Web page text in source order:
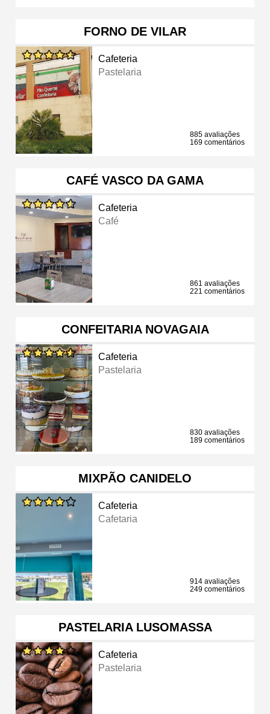
FORNO DE VILAR
Cafeteria
Pastelaria
885 avaliações
169 comentários
CAFÉ VASCO DA GAMA
Cafeteria
Café
861 avaliações
221 comentários
CONFEITARIA NOVAGAIA
Cafeteria
Pastelaria
830 avaliações
189 comentários
MIXPÃO CANIDELO
Cafeteria
Cafetaria
914 avaliações
249 comentários
PASTELARIA LUSOMASSA
Cafeteria
Pastelaria